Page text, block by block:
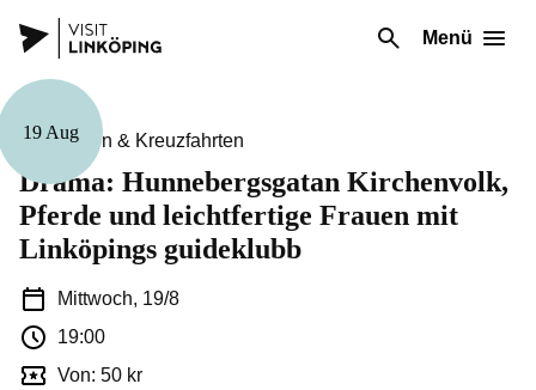
Menü
19 Aug
Führungen & Kreuzfahrten
Drama: Hunnebergsgatan Kirchenvolk,
Pferde und leichtfertige Frauen mit
Linköpings guideklubb
Mittwoch, 19/8
19:00
Von: 50 kr